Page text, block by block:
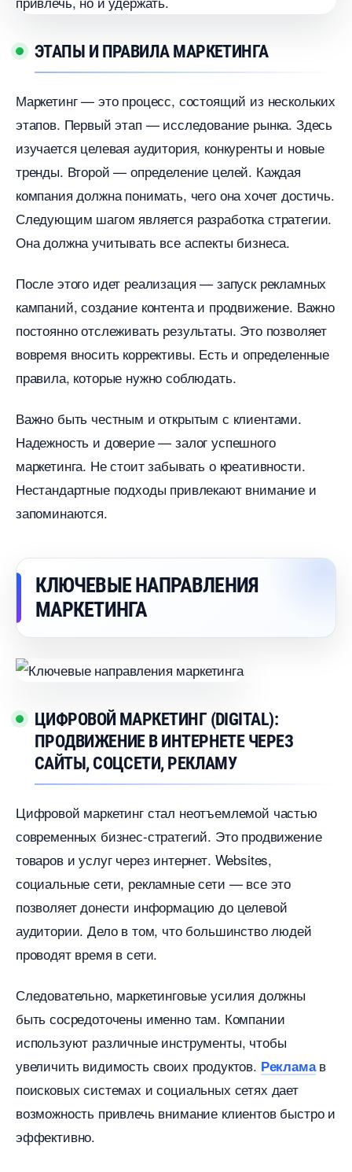
ЭТАПЫ И ПРАВИЛА МАРКЕТИНГА
Маркетинг — это процесс, состоящий из нескольких
этапов. Первый этап — исследование рынка. Здесь
изучается целевая аудитория, конкуренты и новые
тренды. Второй — определение целей. Каждая
компания должна понимать, чего она хочет достичь.
Следующим шагом является разработка стратегии.
Она должна учитывать все аспекты бизнеса.
После этого идет реализация — запуск рекламных
кампаний, создание контента и продвижение. Важно
постоянно отслеживать результаты. Это позволяет
овремя вносить коррективы. Есть и определенные
правила, которые нужно соблюдать.
ажно быть честным и открытым с клиентами.
Надежность и доверие — залог успешного
маркетинга. Не стоит забывать о креативности.
Нестандартные подходы привлекают внимание и
запоминаются.
КЛЮЧЕВЫЕ НАПРАВЛЕНИЯ
МАРКЕТИНГА
ЦИФРОВОЙ МАРКЕТИНГ (DIGITAL):
ПРОДВИЖЕНИЕ В ИНТЕРНЕТЕ ЧЕРЕЗ
САЙТЫ, СОЦСЕТИ, РЕКЛАМУ
Цифровой маркетинг стал неотъемлемой частью
современных бизнес-стратегий. Это продвижение
товаров и услуг через интернет. Websites,
социальные сети, рекламные сети — все это
позволяет донести информацию до целевой
аудитории. Дело в том, что большинство людей
проводят время в сети.
Следовательно, маркетинговые усилия должны
ыть сосредоточены именно там. Компании
используют различные инструменты, чтобы
увеличить видимость своих продуктов. Реклама
поисковых системах и социальных сетях дает
озможность привлечь внимание клиентов быстро и
эффективно.